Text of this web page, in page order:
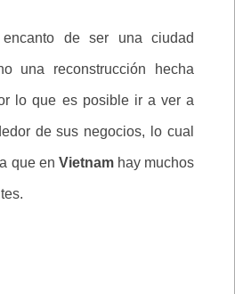
de ser una ciudad
una reconstrucción hecha
lo que es posible ir a ver a
de sus negocios, lo cual
que en Vietnamhay muchos